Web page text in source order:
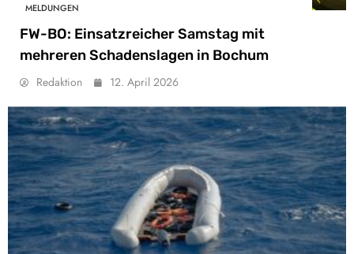
MELDUNGEN
FW-BO: Einsatzreicher Samstag mit
mehreren Schadenslagen in Bochum
Redaktion 12. April 2026